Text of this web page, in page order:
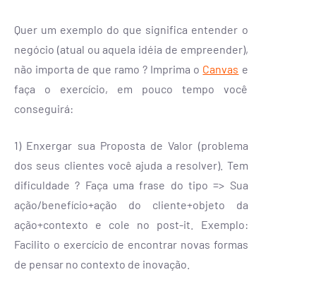
Quer um exemplo do que significa entender o
negócio (atual ou aquela idéia de empreender),
não importa de que ramo ? Imprima o Canvas e
faça o exercício, em pouco tempo você
conseguirá:
1) Enxergar sua Proposta de Valor (problema
dos seus clientes você ajuda a resolver). Tem
dificuldade ? Faça uma frase do tipo => Sua
ação/benefício+ação do cliente+objeto da
ação+contexto e cole no post-it. Exemplo:
Facilito o exercício de encontrar novas formas
de pensar no contexto de inovação.